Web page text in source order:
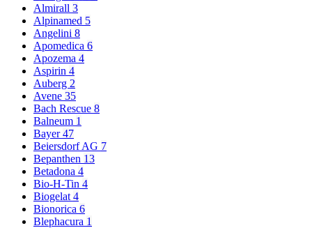
Almirall 3
Alpinamed 5
Angelini 8
Apomedica 6
Apozema 4
Aspirin 4
Auberg 2
Avene 35
Bach Rescue 8
Balneum 1
Bayer47
Beiersdorf AG 7
Bepanthen 13
Betadona 4
Bio-H-Tin 4
Biogelat 4
Bionorica 6
Blephacura 1